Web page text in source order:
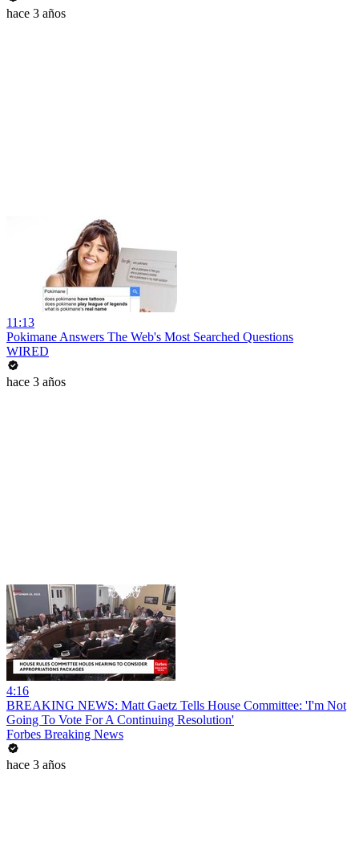
hace 3 años
11:13
Pokimane Answers The Web's Most Searched Questions
WIRED
hace 3 años
4:16
BREAKING NEWS: Matt Gaetz Tells House Committee: 'I'm Not
Going To Vote For A Continuing Resolution'
Forbes Breaking News
hace 3 años